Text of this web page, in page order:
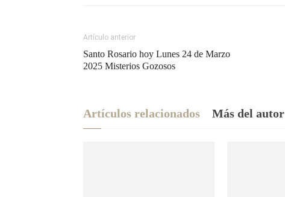
Artículo anterior
Santo Rosario hoy Lunes 24 de Marzo
2025 Misterios Gozosos
Artículos relacionados Más del autor